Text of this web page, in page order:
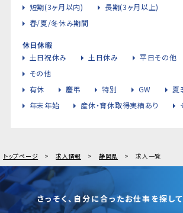
短期(3ヶ月以内)
長期(3ヶ月以上)
春/夏/冬休み期間
休日休暇
土日祝休み
土日休み 平日その他
その他
有休
慶弔 特別 GW
夏
年末年始
産休・育休取得実績あり
トップページ 求人情報 静岡県 求人一覧
さっそく、自分に合ったお仕事を探して